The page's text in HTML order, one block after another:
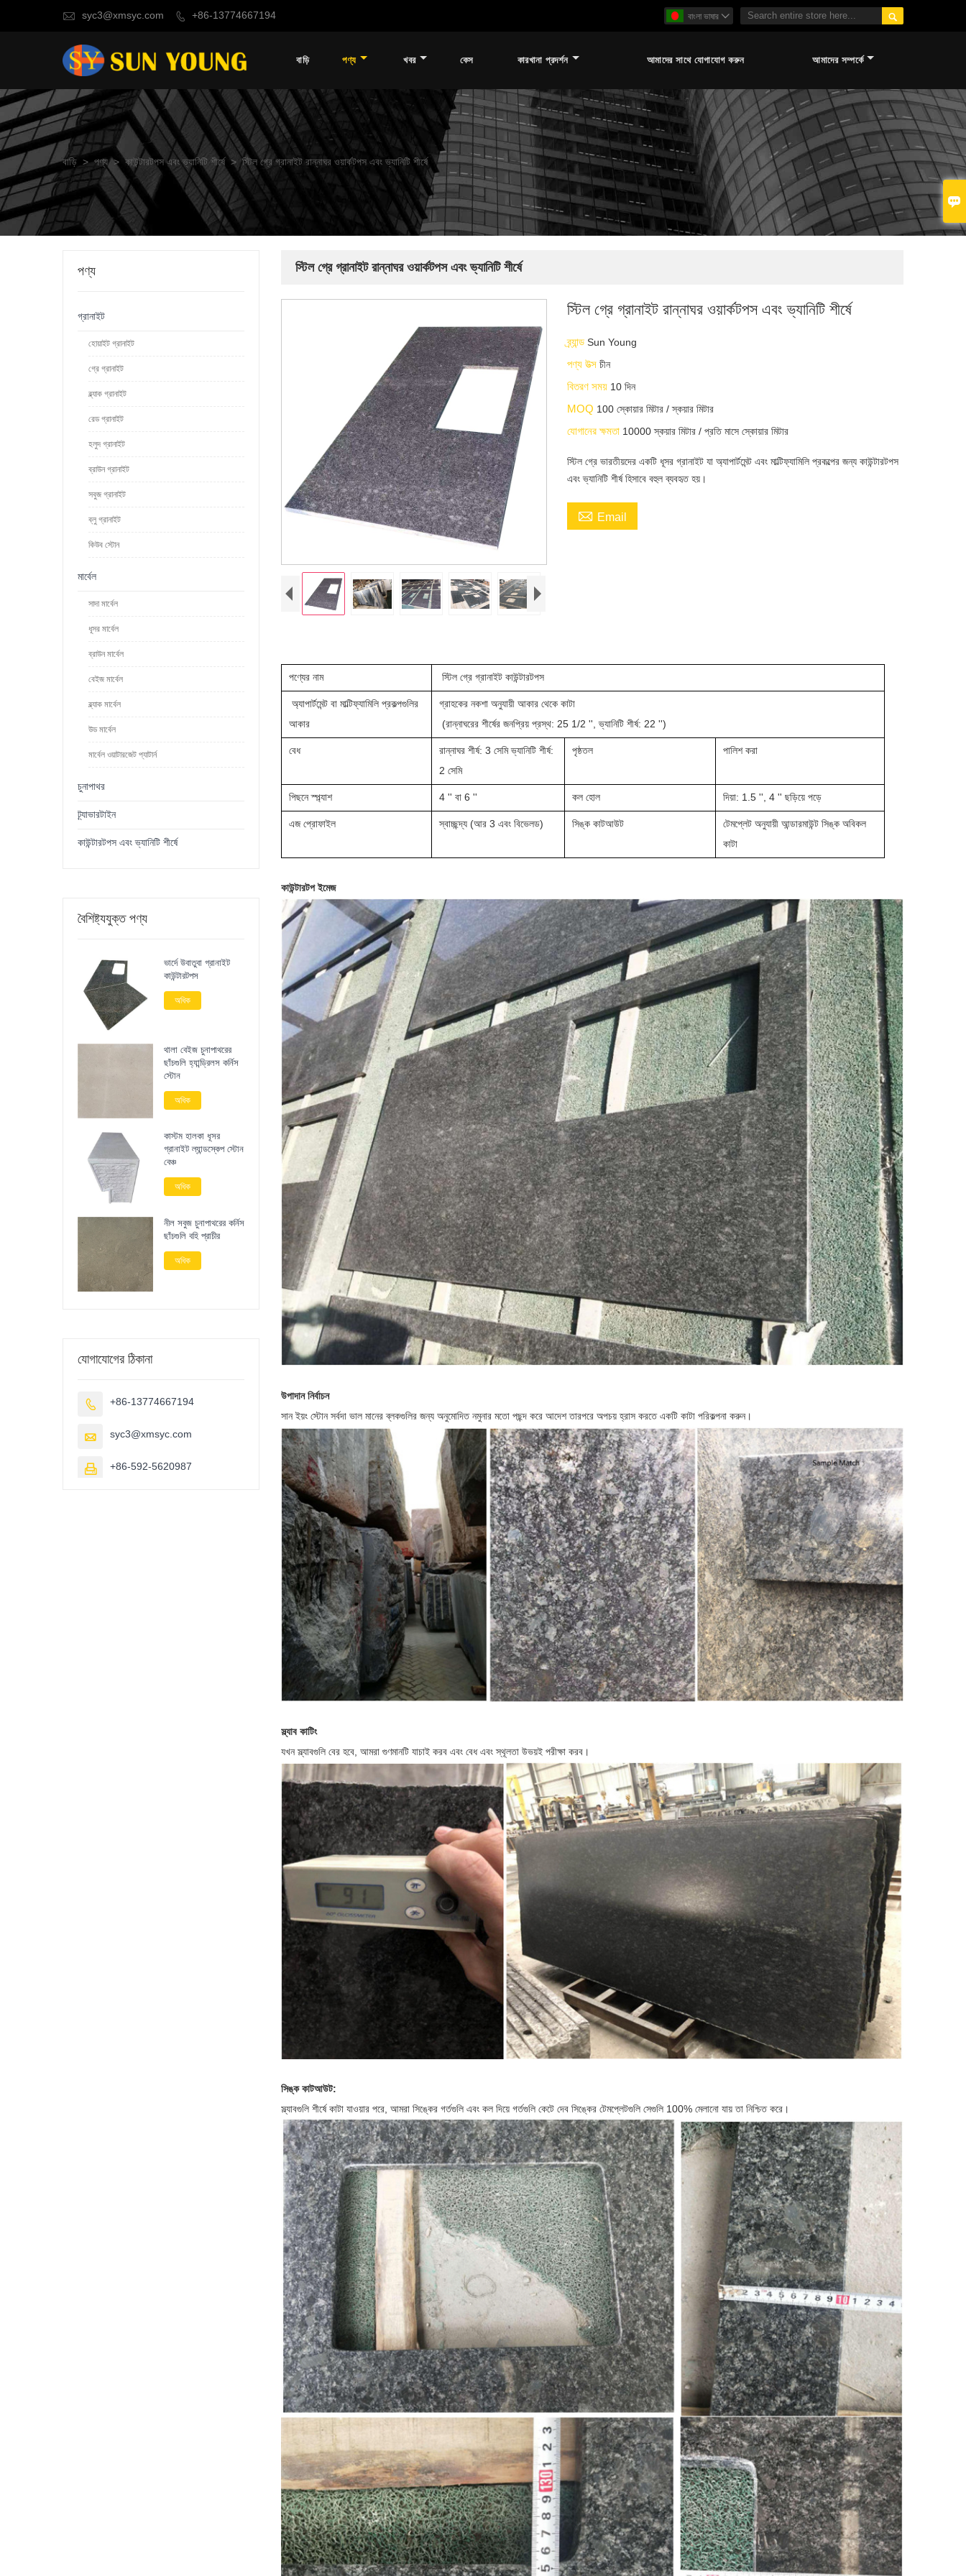

 syc3@xmsyc.com  +86-13774667194 
বাংলা ভাষার 
বাড়ি পণ্য খবর কেস কারখানা প্রদর্শন আমাদের সাথে যোগাযোগ করুন আমাদের সম্পর্কে
বাড়ি > পণ্য > কাউন্টারটপস এবং ভ্যানিটি শীর্ষে > স্টিল গ্রে গ্রানাইট রান্নাঘর ওয়ার্কটপস এবং ভ্যানিটি শীর্ষে
স্টিল গ্রে গ্রানাইট রান্নাঘর ওয়ার্কটপস এবং ভ্যানিটি শীর্ষে
স্টিল গ্রে গ্রানাইট রান্নাঘর ওয়ার্কটপস এবং ভ্যানিটি শীর্ষে
ব্র্যান্ডSun Young
পণ্য উত্সচীন
বিতরণ সময় 10 দিন
MOQ 100 স্কোয়ার মিটার / স্কয়ার মিটার
যোগানের ক্ষমতা 10000 স্কয়ার মিটার / প্রতি মাসে স্কোয়ার মিটার
স্টিল গ্রে ভারতীয়দের একটি ধূসর গ্রানাইট যা অ্যাপার্টমেন্ট এবং মাল্টিফ্যামিলি প্রকল্পের জন্য কাউন্টারটপস
এবং ভ্যানিটি শীর্ষ হিসাবে বহুল ব্যবহৃত হয়।
 Email
পণ্যের নাম
স্টিল গ্রে গ্রানাইট কাউন্টারটপস
অ্যাপার্টমেন্ট বা মাল্টিফ্যামিলি প্রকল্পগুলির
আকার
গ্রাহকের নকশা অনুযায়ী আকার থেকে কাটা
(রান্নাঘরের শীর্ষের জনপ্রিয় প্রস্থ: 25 1/2 '', ভ্যানিটি শীর্ষ: 22 '')
বেধ
রান্নাঘর শীর্ষ: 3 সেমি ভ্যানিটি শীর্ষ:
2 সেমি
পৃষ্ঠতল পালিশ করা
পিছনে স্প্ল্যাশ 4 '' বা 6 '' কল হোল
দিয়া: 1.5 '', 4 '' ছড়িয়ে পড়ে
এজ প্রোফাইল
স্বাচ্ছন্দ্য (আর 3 এবং বিভেলড) সিঙ্ক কাটআউট
টেমপ্লেট অনুযায়ী আন্ডারমাউন্ট সিঙ্ক অবিকল
কাটা
কাউন্টারটপ ইমেজ
উপাদান নির্বাচন
সান ইয়ং স্টোন সর্বদা ভাল মানের ব্লকগুলির জন্য অনুমোদিত নমুনার মতো পছন্দ করেআদেশ তারপরে অপচয় হ্রাস করতে একটি কাটা পরিকল্পনা করুন।
স্ল্যাব কাটিং
যখন স্ল্যাবগুলি বের হবে, আমরা গুণমানটি যাচাই করব এবং বেধ এবং স্থূলতা উভয়ই পরীক্ষা করব।
সিঙ্ক কাটআউট:
স্ল্যাবগুলি শীর্ষে কাটা যাওয়ার পরে, আমরা সিঙ্কের গর্তগুলি এবং কল দিয়ে গর্তগুলি কেটে দেবসিঙ্কের টেমপ্লেটগুলি সেগুলি 100% মেলানো যায় তা নিশ্চিত করে।
পণ্য
গ্রানাইট
হোয়াইট গ্রানাইট
গ্রে গ্রানাইট
ব্ল্যাক গ্রানাইট
রেড গ্রানাইট
হলুদ গ্রানাইট
ব্রাউন গ্রানাইট
সবুজ গ্রানাইট
ব্লু গ্রানাইট
কিউব স্টোন
মার্বেল
সাদা মার্বেল
ধূসর মার্বেল
ব্রাউন মার্বেল
বেইজ মার্বেল
ব্ল্যাক মার্বেল
উড মার্বেল
মার্বেল ওয়াটারজেট প্যাটার্ন
চুনাপাথর
ট্র্যাভারটাইন
কাউন্টারটপস এবং ভ্যানিটি শীর্ষে
বৈশিষ্ট্যযুক্ত পণ্য
ভার্দে উবাতুবা গ্রানাইট
কাউন্টারটপস
অধিক
থালা বেইজ চুনাপাথরের
ছাঁচগুলি হ্যান্ড্রিলস কর্নিস
স্টোন
অধিক
কাস্টম হালকা ধূসর
গ্রানাইট ল্যান্ডস্কেপ স্টোন
বেঞ্চ
অধিক
নীল সবুজ চুনাপাথরের কর্নিস
ছাঁচগুলি বহি প্রাচীর
অধিক
যোগাযোগের ঠিকানা
 +86-13774667194
 syc3@xmsyc.com
 +86-592-5620987